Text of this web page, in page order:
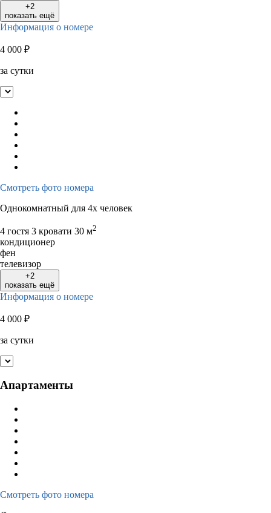
+2
показать ещё
Информация о номере
4 000 ₽
за сутки
Смотреть фото номера
Однокомнатный для 4х человек
4 гостя 3 кровати 30 м2
кондиционер
фен
телевизор
+2
показать ещё
Информация о номере
4 000 ₽
за сутки
Апартаменты
Смотреть фото номера